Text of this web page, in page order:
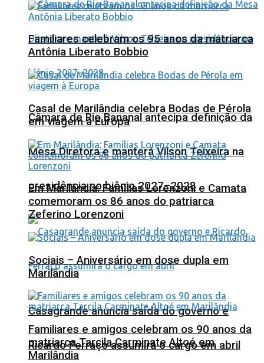
Câmara de Rio Bananal antecipa definição da
Mesa Diretora e manterá Vilson Teixeira na
presidência no biênio 2027–2028
Casagrande anuncia saída do governo e
Ricardo Ferraço assumirá o cargo em abril
Familiares celebram os 95 anos da matriarca
Antônia Liberato Bobbio
Casal de Marilândia celebra Bodas de Pérola
em viagem à Europa
Em Marilândia: Famílias Lorenzoni e Camata
comemoram os 86 anos do patriarca
Zeferino Lorenzoni
Sociais – Aniversário em dose dupla em
Marilândia
Familiares e amigos celebram os 90 anos da
matriarca Tarcila Carminate Altoé em
Marilândia